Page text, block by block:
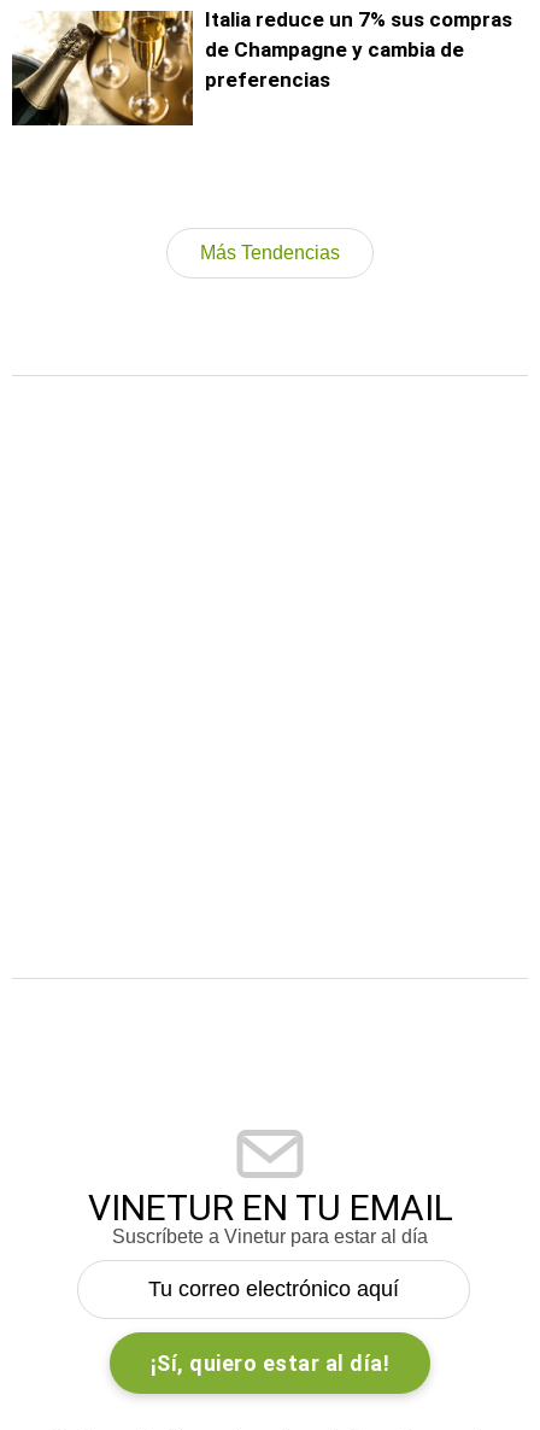
Italia reduce un 7% sus compras
de Champagne y cambia de
preferencias
Más Tendencias
VINETUR EN TU EMAIL
Suscríbete a Vinetur para estar al día